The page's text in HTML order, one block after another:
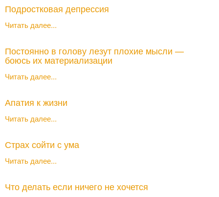
Подростковая депрессия
Читать далее...
Постоянно в голову лезут плохие мысли —
боюсь их материализации
Читать далее...
Апатия к жизни
Читать далее...
Страх сойти с ума
Читать далее...
Что делать если ничего не хочется